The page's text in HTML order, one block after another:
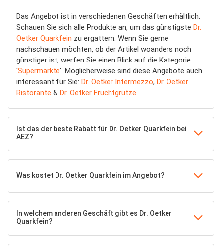
Das Angebot ist in verschiedenen Geschäften erhältlich.
Schauen Sie sich alle Produkte an, um das günstigste Dr.
Oetker Quarkfein zu ergattern. Wenn Sie gerne
nachschauen möchten, ob der Artikel woanders noch
günstiger ist, werfen Sie einen Blick auf die Kategorie
'Supermärkte'. Möglicherweise sind diese Angebote auch
interessant für Sie: Dr. Oetker Intermezzo, Dr. Oetker
Ristorante & Dr. Oetker Fruchtgrütze.
Ist das der beste Rabatt für Dr. Oetker Quarkfein bei
AEZ?
Was kostet Dr. Oetker Quarkfein im Angebot?
In welchem anderen Geschäft gibt es Dr. Oetker
Quarkfein?